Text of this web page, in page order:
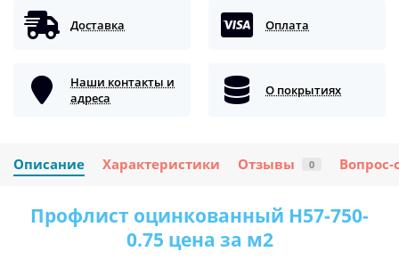
Доставка Оплата
Наши контакты и
адреса
О покрытиях
Описание Характеристики Отзывы 0 Вопрос-
Профлист оцинкованный H57-750-
0.75 цена за м2